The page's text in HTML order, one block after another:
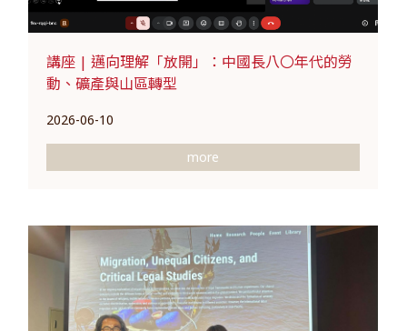
講座 | 邁向理解「放開」：中國長八〇年代的勞
動、礦產與山區轉型
2026-06-10
more